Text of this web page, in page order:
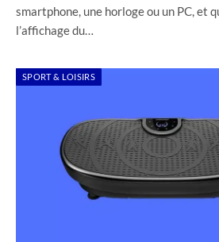
smartphone, une horloge ou un PC, et
l’affichage du…
SPORT & LOISIRS